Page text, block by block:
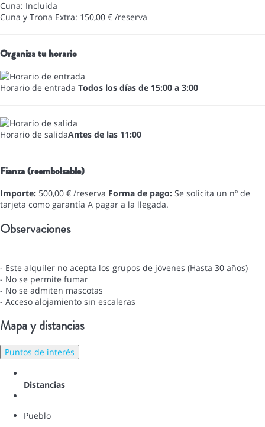
Cuna: Incluida
Cuna y Trona Extra: 150,00 € /reserva
Organiza tu horario
Horario de entrada Todos los días de 15:00 a 3:00
Horario de salidaAntes de las 11:00
Fianza (reembolsable)
Importe: 500,00 € /reserva Forma de pago: Se solicita un nº de
tarjeta como garantía A pagar a la llegada.
Observaciones
- Este alquiler no acepta los grupos de jóvenes (Hasta 30 años)
- No se permite fumar
- No se admiten mascotas
- Acceso alojamiento sin escaleras
Mapa y distancias
Puntos de interés
Distancias
Pueblo